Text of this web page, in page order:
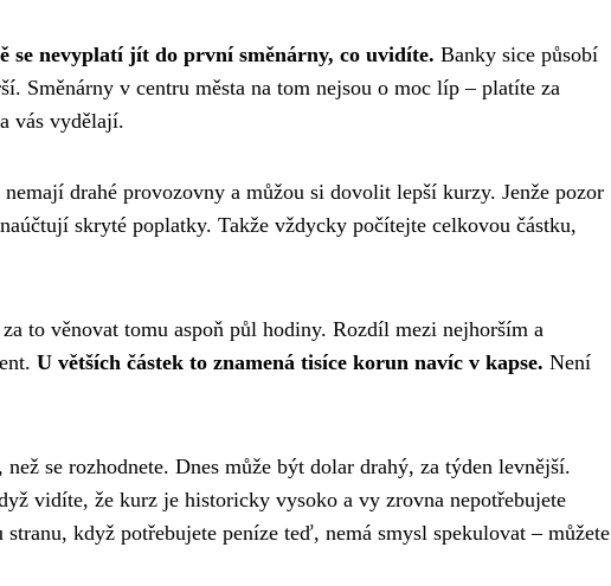
se nevyplatí jít do první směnárny, co uvidíte. Banky sice působí
Směnárny v centru města na tom nejsou o moc líp – platíte za
vás vydělají.
nemají drahé provozovny a můžou si dovolit lepší kurzy. Jenže pozor
skryté poplatky. Takže vždycky počítejte celkovou částku,
to věnovat tomu aspoň půl hodiny. Rozdíl mezi nejhorším a
U větších částek to znamená tisíce korun navíc v kapse. Není
se rozhodnete. Dnes může být dolar drahý, za týden levnější.
vidíte, že kurz je historicky vysoko a vy zrovna nepotřebujete
když potřebujete peníze teď, nemá smysl spekulovat – můžete